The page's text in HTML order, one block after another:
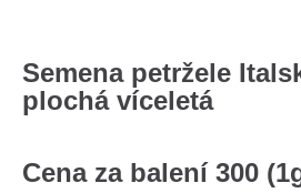
Semena petržele
plochá víceletá
Cena za balení 300